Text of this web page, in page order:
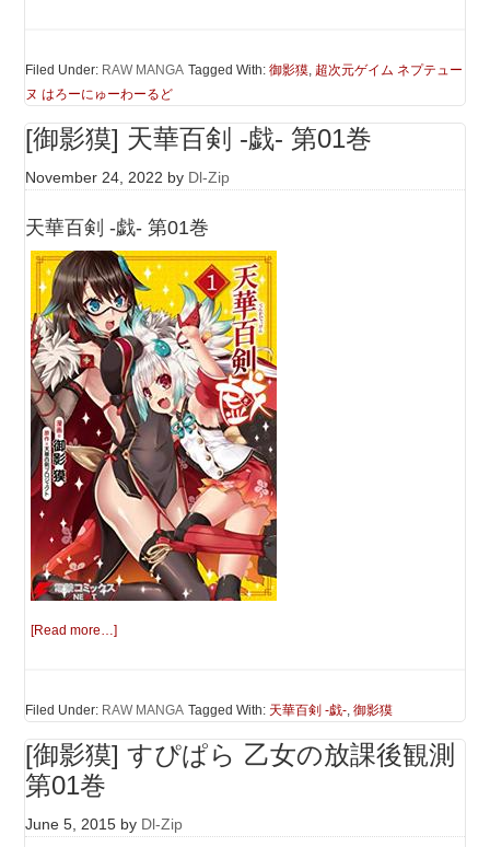
Filed Under: RAW MANGA Tagged With:御影獏, 超次元ゲイム ネプテュー
ヌ はろーにゅーわーるど
[御影獏] 天華百剣 -戯- 第01巻
November 24, 2022 by Dl-Zip
天華百剣 -戯- 第01巻
[Read more…]
Filed Under: RAW MANGA Tagged With: 天華百剣 -戯-,御影獏
[御影獏] すぴぱら 乙女の放課後観測
第01巻
June 5, 2015 by Dl-Zip